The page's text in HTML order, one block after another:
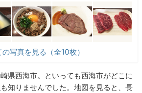
写真を見る（全10枚）
県西海市。といっても西海市がどこに
知りませんでした。地図を見ると、長